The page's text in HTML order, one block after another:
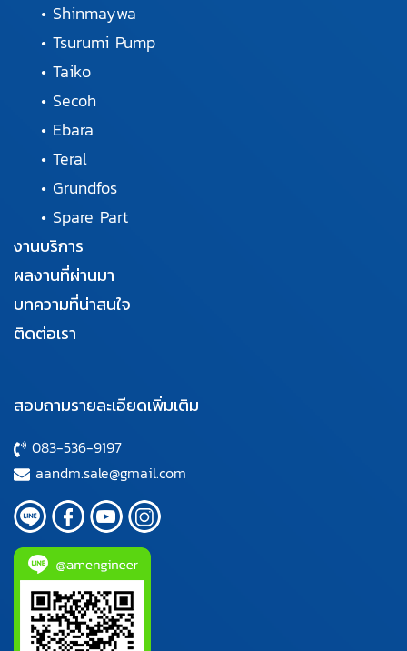
• Shinmaywa
• Tsurumi Pump
• Taiko
• Secoh
• Ebara
• Teral
• Grundfos
• Spare Part
งานบริการ
ผลงานที่ผ่านมา
บทความที่น่าสนใจ
ติดต่อเรา
สอบถามรายละเอียดเพิ่มเติม
083-536-9197
aandm.sale@gmail.com